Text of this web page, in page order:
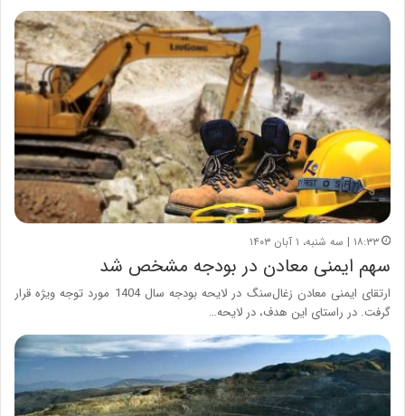
۱۸:۳۳ | سه شنبه، ۱ آبان ۱۴۰۳
سهم ایمنی معادن در بودجه مشخص شد
ارتقای ایمنی معادن زغال‌سنگ در لایحه بودجه سال 1404 مورد توجه ویژه قرار
گرفت. در راستای این هدف، در لایحه…